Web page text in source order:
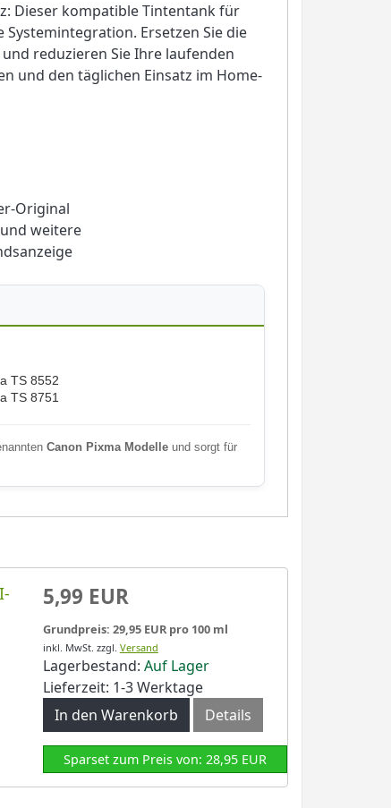
Dieser kompatible Tintentank für
Ersetzen Sie die
reduzieren Sie Ihre laufenden
und den täglichen Einsatz im Home-
Original
und weitere
TS 8552
TS 8751
Canon Pixma Modelle und sorgt für
5,99 EUR
Grundpreis: 29,95 EUR pro 100 ml
inkl. MwSt. zzgl. Versand
Lagerbestand: Auf Lager
Lieferzeit: 1-3 Werktage
In den Warenkorb
Details
Sparset zum Preis von: 28,95 EUR